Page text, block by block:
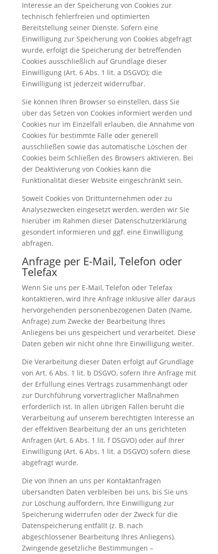
Interesse an der Speicherung von Cookies zur
technisch fehlerfreien und optimierten
Bereitstellung seiner Dienste. Sofern eine
Einwilligung zur Speicherung von Cookies abgefragt
wurde, erfolgt die Speicherung der betreffenden
Cookies ausschließlich auf Grundlage dieser
Einwilligung (Art. 6 Abs. 1 lit. a DSGVO); die
Einwilligung ist jederzeit widerrufbar.
Sie können Ihren Browser so einstellen, dass Sie
über das Setzen von Cookies informiert werden und
Cookies nur im Einzelfall erlauben, die Annahme von
Cookies für bestimmte Fälle oder generell
ausschließen sowie das automatische Löschen der
Cookies beim Schließen des Browsers aktivieren. Bei
der Deaktivierung von Cookies kann die
Funktionalität dieser Website eingeschränkt sein.
Soweit Cookies von Drittunternehmen oder zu
Analysezwecken eingesetzt werden, werden wir Sie
hierüber im Rahmen dieser Datenschutzerklärung
gesondert informieren und ggf. eine Einwilligung
abfragen.
Anfrage per E-Mail, Telefon oder
Telefax
Wenn Sie uns per E-Mail, Telefon oder Telefax
kontaktieren, wird Ihre Anfrage inklusive aller daraus
hervorgehenden personenbezogenen Daten (Name,
Anfrage) zum Zwecke der Bearbeitung Ihres
Anliegens bei uns gespeichert und verarbeitet. Diese
Daten geben wir nicht ohne Ihre Einwilligung weiter.
Die Verarbeitung dieser Daten erfolgt auf Grundlage
von Art. 6 Abs. 1 lit. b DSGVO, sofern Ihre Anfrage mit
der Erfüllung eines Vertrags zusammenhängt oder
zur Durchführung vorvertraglicher Maßnahmen
erforderlich ist. In allen übrigen Fällen beruht die
Verarbeitung auf unserem berechtigten Interesse an
der effektiven Bearbeitung der an uns gerichteten
Anfragen (Art. 6 Abs. 1 lit. f DSGVO) oder auf Ihrer
Einwilligung (Art. 6 Abs. 1 lit. a DSGVO) sofern diese
abgefragt wurde.
Die von Ihnen an uns per Kontaktanfragen
übersandten Daten verbleiben bei uns, bis Sie uns
zur Löschung auffordern, Ihre Einwilligung zur
Speicherung widerrufen oder der Zweck für die
Datenspeicherung entfällt (z. B. nach
abgeschlossener Bearbeitung Ihres Anliegens).
Zwingende gesetzliche Bestimmungen –